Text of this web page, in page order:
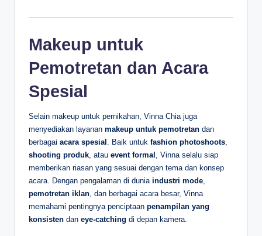
Makeup untuk
Pemotretan dan Acara
Spesial
Selain makeup untuk pernikahan, Vinna Chia juga
menyediakan layanan makeup untuk pemotretan dan
berbagai acara spesial . Baik untuk fashion photoshoots
shooting produk , atau event formal , Vinna selalu siap
memberikan riasan yang sesuai dengan tema dan konsep
acara. Dengan pengalaman di dunia industri mode
pemotretan iklan , dan berbagai acara besar, Vinna
memahami pentingnya penciptaan penampilan yang
konsisten dan eye-catching di depan kamera.